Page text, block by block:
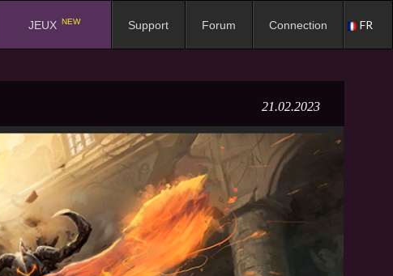
JEUX NEW Support Forum Connection FR
21.02.2023